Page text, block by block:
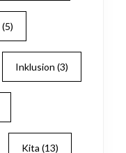
(5)
Inklusion (3)
Kita (13)